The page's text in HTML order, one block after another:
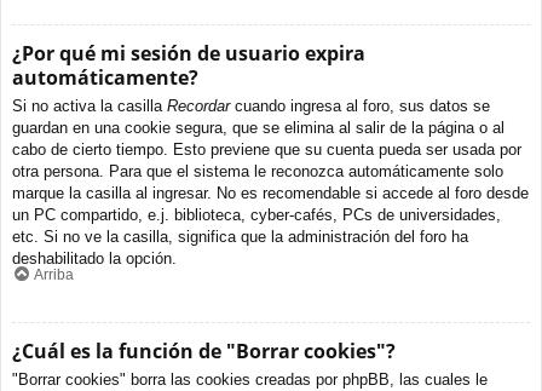
¿Por qué mi sesión de usuario expira
automáticamente?
Si no activa la casilla Recordarcuando ingresa al foro, sus datos se
guardan en una cookie segura, que se elimina al salir de la página o al
cabo de cierto tiempo. Esto previene que su cuenta pueda ser usada por
otra persona. Para que el sistema le reconozca automáticamente solo
marque la casilla al ingresar. No es recomendable si accede al foro desde
un PC compartido, e.j. biblioteca, cyber-cafés, PCs de universidades,
etc. Si no ve la casilla, significa que la administración del foro ha
deshabilitado la opción.
Arriba
¿Cuál es la función de "Borrar cookies"?
"Borrar cookies" borra las cookies creadas por phpBB, las cuales le